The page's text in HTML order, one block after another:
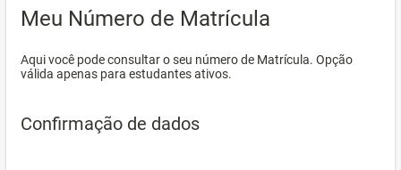
Meu Número de Matrícula
Aqui você pode consultar o seu número de Matrícula. Opção
válida apenas para estudantes ativos.
Confirmação de dados